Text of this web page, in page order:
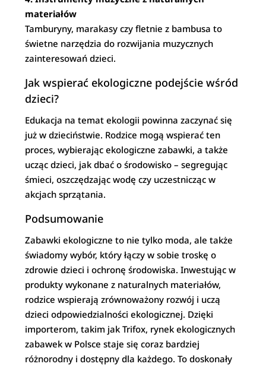
materiałów
Tamburyny, marakasy czy fletnie z bambusa to
świetne narzędzia do rozwijania muzycznych
zainteresowań dzieci.
Jak wspierać ekologiczne podejście wśród
dzieci?
Edukacja na temat ekologii powinna zaczynać się
już w dzieciństwie. Rodzice mogą wspierać ten
proces, wybierając ekologiczne zabawki, a także
ucząc dzieci, jak dbać o środowisko – segregując
śmieci, oszczędzając wodę czy uczestnicząc w
akcjach sprzątania.
Podsumowanie
Zabawki ekologiczne to nie tylko moda, ale także
świadomy wybór, który łączy w sobie troskę o
zdrowie dzieci i ochronę środowiska. Inwestując w
produkty wykonane z naturalnych materiałów,
rodzice wspierają zrównoważony rozwój i uczą
dzieci odpowiedzialności ekologicznej. Dzięki
importerom, takim jak Trifox, rynek ekologicznych
zabawek w Polsce staje się coraz bardziej
różnorodny i dostępny dla każdego. To doskonały